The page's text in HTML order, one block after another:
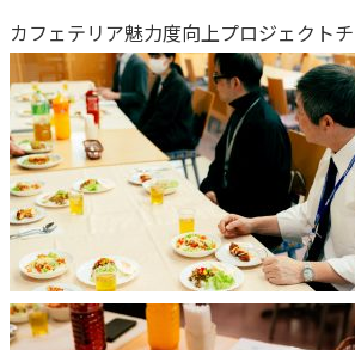
カフェテリア魅力度向上プロジェクト